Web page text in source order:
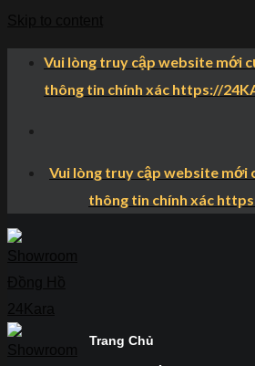
Vui lòng truy cập website mới
thông tin chính xác https://
Vui lòng truy cập website mới
thông tin chính xác
Trang Chủ